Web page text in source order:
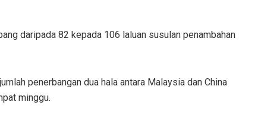
daripada 82 kepada 106 laluan susulan penambahan
penerbangan dua hala antara Malaysia dan China
minggu.